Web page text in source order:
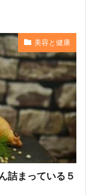
美容と健康
詰まっている５